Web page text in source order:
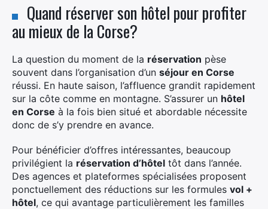
Quand réserver son hôtel pour profiter
au mieux de la Corse?
La question du moment de la réservation pèse
souvent dans l’organisation d’un séjour en Corse
réussi. En haute saison, l’affluence grandit rapidement
sur la côte comme en montagne. S’assurer un hôtel
en Corse à la fois bien situé et abordable nécessite
donc de s’y prendre en avance.
Pour bénéficier d’offres intéressantes, beaucoup
privilégient la réservation d’hôtel tôt dans l’année.
Des agences et plateformes spécialisées proposent
ponctuellement des réductions sur les formules vol +
hôtel, ce qui avantage particulièrement les familles